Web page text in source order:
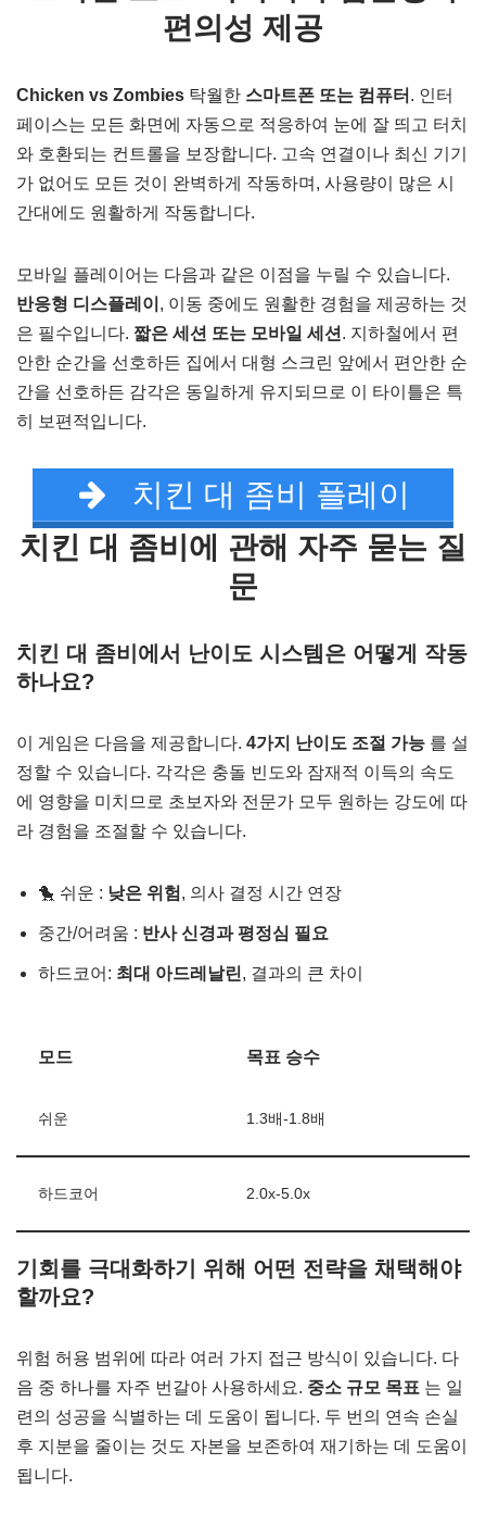
편의성 제공
Chicken vs Zombies 탁월한 스마트폰 또는 컴퓨터 . 인터
페이스는 모든 화면에 자동으로 적응하여 눈에 잘 띄고 터치
와 호환되는 컨트롤을 보장합니다. 고속 연결이나 최신 기기
가 없어도 모든 것이 완벽하게 작동하며, 사용량이 많은 시
간대에도 원활하게 작동합니다.
모바일 플레이어는 다음과 같은 이점을 누릴 수 있습니다.
반응형 디스플레이 , 이동 중에도 원활한 경험을 제공하는 것
은 필수입니다. 짧은 세션 또는 모바일 세션 . 지하철에서 편
안한 순간을 선호하든 집에서 대형 스크린 앞에서 편안한 순
간을 선호하든 감각은 동일하게 유지되므로 이 타이틀은 특
히 보편적입니다.
치킨 대 좀비 플레이
치킨 대 좀비에 관해 자주 묻는 질
문
치킨 대 좀비에서 난이도 시스템은 어떻게 작동
하나요?
이 게임은 다음을 제공합니다. 4가지 난이도 조절 가능 를 설
정할 수 있습니다. 각각은 충돌 빈도와 잠재적 이득의 속도
에 영향을 미치므로 초보자와 전문가 모두 원하는 강도에 따
라 경험을 조절할 수 있습니다.
🐤 쉬운 : 낮은 위험 , 의사 결정 시간 연장
중간/어려움 : 반사 신경과 평정심 필요
하드코어: 최대 아드레날린, 결과의 큰 차이
모드 목표 승수
쉬운 1.3배-1.8배
하드코어 2.0x-5.0x
기회를 극대화하기 위해 어떤 전략을 채택해야
할까요?
위험 허용 범위에 따라 여러 가지 접근 방식이 있습니다. 다
음 중 하나를 자주 번갈아 사용하세요. 중소 규모 목표 는 일
련의 성공을 식별하는 데 도움이 됩니다. 두 번의 연속 손실
후 지분을 줄이는 것도 자본을 보존하여 재기하는 데 도움이
됩니다.